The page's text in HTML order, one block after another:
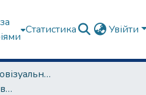
Статистика Увійти
Факультет аудіовізуального мистецтва
Кафедра фотомистецтва та операторської майстерності